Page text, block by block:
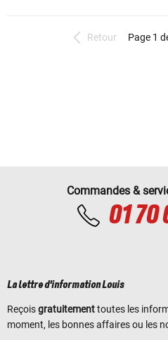
Retour Page 1
Commandes &
01 70
La lettre d'information Louis
Reçoisgratuitementtoutes les
moment, les bonnes affaires ou les